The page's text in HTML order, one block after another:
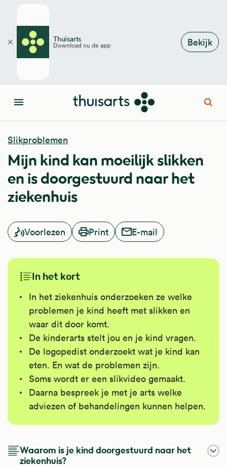
Thuisarts
Download nu de app Bekijk
Sluiten
Menu
Slikproblemen
Mijn kind kan moeilijk slikken
en is doorgestuurd naar het
ziekenhuis
Voorlezen Print E-mail
In het kort
In het ziekenhuis onderzoeken ze welke
problemen je kind heeft met slikken en
waar dit door komt.
De kinderarts stelt jou en je kind vragen.
De logopedist onderzoekt wat je kind kan
eten. En wat de problemen zijn.
Soms wordt er een slikvideo gemaakt.
Daarna bespreek je met je arts welke
adviezen of behandelingen kunnen helpen.
Waarom is je kind doorgestuurd naar het
ziekenhuis?